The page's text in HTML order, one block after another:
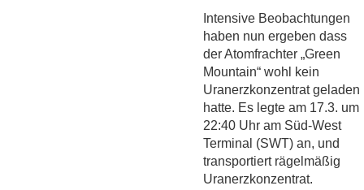
Intensive Beobachtungen
haben nun ergeben dass
der Atomfrachter „Green
Mountain“ wohl kein
Uranerzkonzentrat geladen
hatte. Es legte am 17.3. um
22:40 Uhr am Süd-West
Terminal (SWT) an, und
transportiert rägelmäßig
Uranerzkonzentrat.